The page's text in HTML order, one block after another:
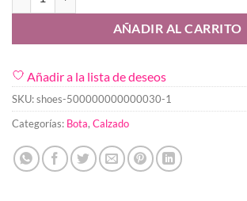
AÑADIR AL CARRITO
Añadir a la lista de deseos
SKU:shoes-500000000000030-1
Categorías: Bota, Calzado